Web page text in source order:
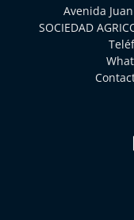
Avenida
SOCIEDAD